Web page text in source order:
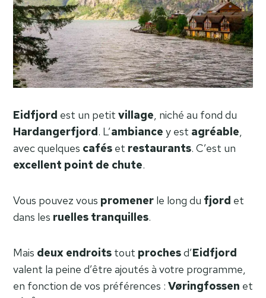
Eidfjord est un petit village, niché au fond du
Hardangerfjord. L’ambiance y est agréable,
avec quelques cafés et restaurants. C’est un
excellent point de chute.
Vous pouvez vous promener le long du fjord et
dans les ruelles tranquilles.
Mais deux endroits tout prochesd’Eidfjord
valent la peine d’être ajoutés à votre programme,
en fonction de vos préférences : Vøringfossen et